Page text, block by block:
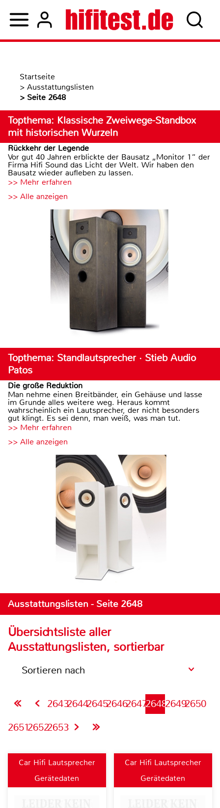
Startseite
> Ausstattungslisten
> Seite 2648
Topthema: Klassische Zweiwege-Standbox
mit historischen Wurzeln
Rückkehr der Legende
Vor gut 40 Jahren erblickte der Bausatz „Monitor 1“ der
Firma Hifi Sound das Licht der Welt. Wir haben den
Bausatz wieder aufleben zu lassen.
>> Mehr erfahren
>> Alle anzeigen
Topthema: Standlautsprecher · Stieb Audio
Patos
Die große Reduktion
Man nehme einen Breitbänder, ein Gehäuse und lasse
im Grunde alles weitere weg. Heraus kommt
wahrscheinlich ein Lautsprecher, der nicht besonders
gut klingt. Es sei denn, man weiß, was man tut.
>> Mehr erfahren
>> Alle anzeigen
Ausstattungslisten - Seite 2648
Übersichtsliste aller
Ausstattungslisten, sortierbar
Sortieren nach
26432644264526462647264826492650
265126522653
Car Hifi Lautsprecher
Gerätedaten
Car Hifi Lautsprecher
Gerätedaten